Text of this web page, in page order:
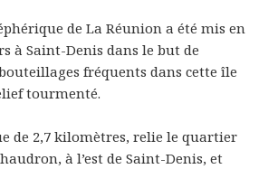
de La Réunion a été mis en
à Saint-Denis dans le but de
fréquents dans cette île
tourmenté.
de 2,7 kilomètres, relie le quartier
à l’est de Saint-Denis, et